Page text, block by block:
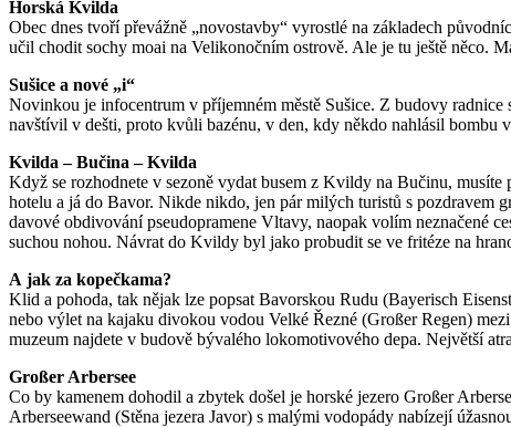
Horská Kvilda
Obec dnes tvoří převážně „novostavby“ vyrostlé na základech
učil chodit sochy moai na Velikonočním ostrově. Ale je tu ještě něco.
Sušice a nové „i“
Novinkou je infocentrum v příjemném městě Sušice. Z budovy radnice
navštívil v dešti, proto kvůli bazénu, v den, kdy někdo nahlásil
Kvilda – Bučina – Kvilda
Když se rozhodnete v sezoně vydat busem z Kvildy na Bučinu,
hotelu a já do Bavor. Nikde nikdo, jen pár milých turistů s pozdravem
davové obdivování pseudopramene Vltavy, naopak volím neznačené
suchou nohou. Návrat do Kvildy byl jako probudit se ve fritéze na
A jak za kopečkama?
Klid a pohoda, tak nějak lze popsat Bavorskou Rudu (Bayerisch
nebo výlet na kajaku divokou vodou Velké Řezné (Großer Regen)
muzeum najdete v budově bývalého lokomotivového depa. Největší
Großer Arbersee
Co by kamenem dohodil a zbytek došel je horské jezero Großer
Arberseewand (Stěna jezera Javor) s malými vodopády nabízejí